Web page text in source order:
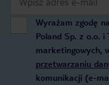
Wyrażam zgodę
Poland Sp. z o.o.
marketingowych,
przetwarzaniu
komunikacji (e-